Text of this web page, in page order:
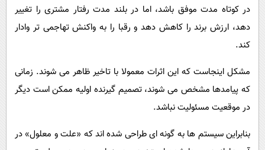
در کوتاه مدت موفق باشد، اما در بلند مدت رفتار مشتری را تغییر
دهد، ارزش برند را کاهش دهد و رقبا را به واکنش تهاجمی تر وادار
کند.
مشکل اینجاست که این اثرات معمولا با تاخیر ظاهر می شوند. زمانی
که پیامدها مشخص می شوند، تصمیم گیرنده اولیه ممکن است دیگر
در موقعیت مسئولیت نباشد.
بنابراین سیستم ها به گونه ای طراحی شده اند که «علت و معلول» در